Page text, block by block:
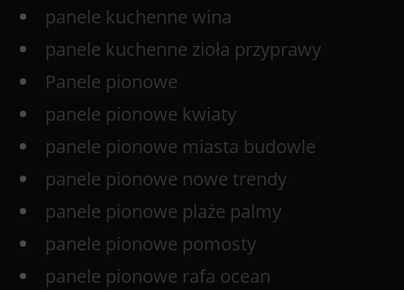
panele kuchenne wina
panele kuchenne zioła przyprawy
Panele pionowe
panele pionowe kwiaty
panele pionowe miasta budowle
panele pionowe nowe trendy
panele pionowe plaże palmy
panele pionowe pomosty
panele pionowe rafa ocean